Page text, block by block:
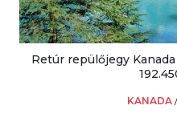
Retúr repülőjegy
KANADA